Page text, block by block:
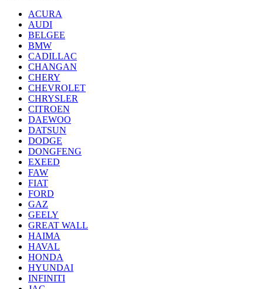
ACURA
AUDI
BELGEE
BMW
CADILLAC
CHANGAN
CHERY
CHEVROLET
CHRYSLER
CITROEN
DAEWOO
DATSUN
DODGE
DONGFENG
EXEED
FAW
FIAT
FORD
GAZ
GEELY
GREAT WALL
HAIMA
HAVAL
HONDA
HYUNDAI
INFINITI